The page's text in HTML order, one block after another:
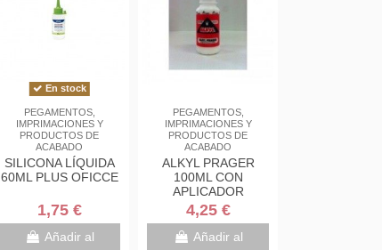
En stock
PEGAMENTOS,
IMPRIMACIONES Y
PRODUCTOS DE
ACABADO
SILICONA LÍQUIDA
60ML PLUS OFICCE
1,75 €
Añadir al
PEGAMENTOS,
IMPRIMACIONES Y
PRODUCTOS DE
ACABADO
ALKYL PRAGER
100ML CON
APLICADOR
4,25 €
Añadir al